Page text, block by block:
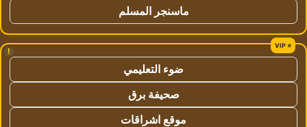
ماسنجر المسلم
!
ضوء التعليمي
صحيفة برق
موقع اشراقات